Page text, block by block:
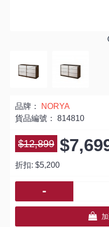
品牌：
NORYA
貨品編號： 814810
$12,899
折扣: $5,200
-